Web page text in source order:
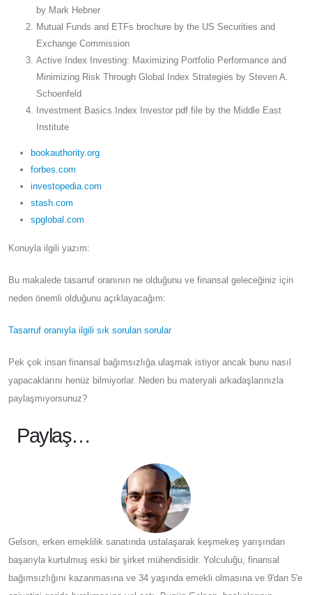
by Mark Hebner
Mutual Funds and ETFs brochure by the US Securities and
Exchange Commission
Active Index Investing: Maximizing Portfolio Performance and
Minimizing Risk Through Global Index Strategies by Steven A.
Schoenfeld
Investment Basics Index Investor pdf file by the Middle East
Institute
bookauthority.org
forbes.com
investopedia.com
stash.com
spglobal.com
Konuyla ilgili yazım:
Bu makalede tasarruf oranının ne olduğunu ve finansal geleceğiniz için
neden önemli olduğunu açıklayacağım:
Tasarruf oranıyla ilgili sık sorulan sorular
Pek çok insan finansal bağımsızlığa ulaşmak istiyor ancak bunu nasıl
yapacaklarını henüz bilmiyorlar. Neden bu materyali arkadaşlarınızla
paylaşmıyorsunuz?
Paylaş…
Gelson, erken emeklilik sanatında ustalaşarak keşmekeş yarışından
başarıyla kurtulmuş eski bir şirket mühendisidir. Yolculuğu, finansal
bağımsızlığını kazanmasına ve 34 yaşında emekli olmasına ve 9'dan 5'e